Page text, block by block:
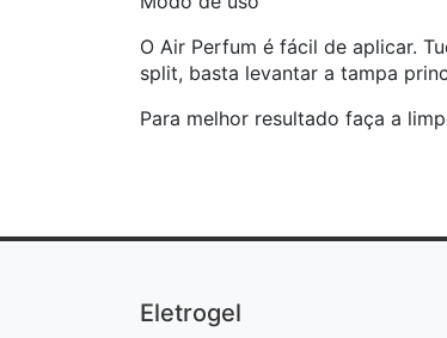
O Air Perfum é fácil de aplicar.
split, basta levantar a tampa
Para melhor resultado faça a
Eletrogel